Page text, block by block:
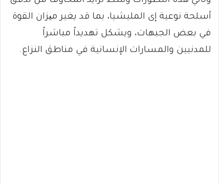
أسلحة نوعية إى المليشيا، بما قد يغير میزان القوة
في بعض الجبهات، ويشكل تهديداً مباشراً
للمدنيين والمسارات الإنسانية في مناطق النزاع.